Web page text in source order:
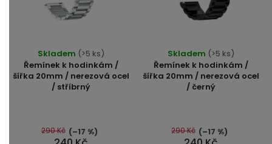
Řemínek k hodinkám /
šířka 20mm / nerezová ocel
/ stříbrný
Skladem (>5 ks)
290 Kč (–17 %)
Řemínek k hodinkám /
šířka 20mm / nerezová ocel
/ černý
Skladem (>5 ks)
290 Kč (–17 %)